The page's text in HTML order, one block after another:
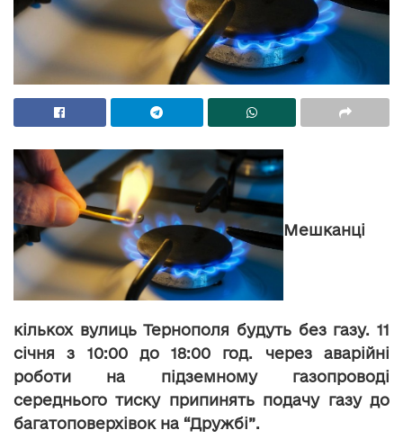
Мешканці
кількох вулиць Тернополя будуть без газу. 11
січня з 10:00 до 18:00 год. через аварійні
роботи на підземному газопроводі
середнього тиску припинять подачу газу до
багатоповерхівок на “Дружбі”.